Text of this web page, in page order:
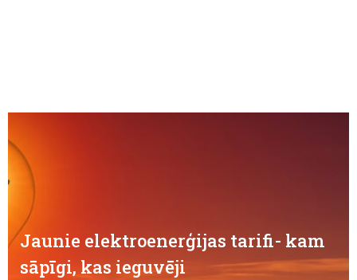
Jaunie elektroenerģijas tarifi- kam
sāpīgi, kas ieguvēji